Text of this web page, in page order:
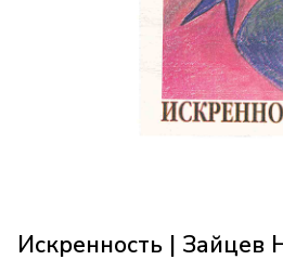
Искренность | Зайцев